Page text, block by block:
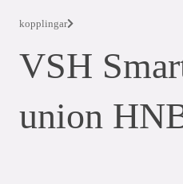
kopplingar
VSH
union